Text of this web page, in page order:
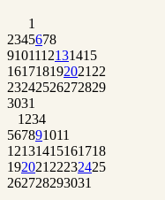
1
2345678
9101112131415
161718192021 22
23242526272829
3031
1 234
567891011
12131415161718
192021 22232425
262728293031